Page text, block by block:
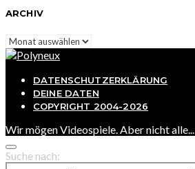
ARCHIV
Archiv
DATENSCHUTZERKLÄRUNG
DEINE DATEN
COPYRIGHT 2004-2026
Wir mögen Videospiele. Aber nicht alle...
Suche nach: